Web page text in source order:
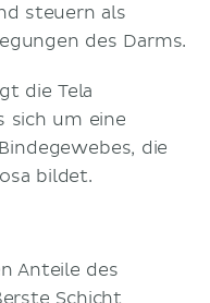
steuern als
des Darms.
die Tela
sich um eine
die
bildet.
Anteile des
Schicht